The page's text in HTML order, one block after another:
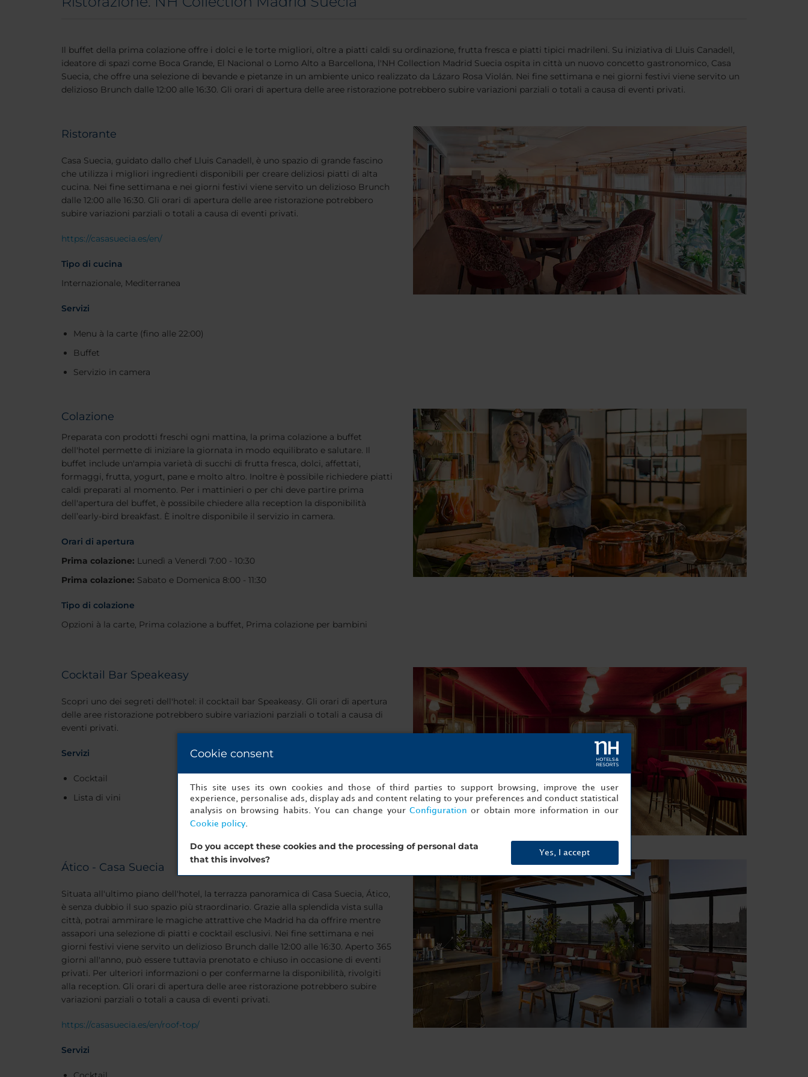
Il buffet della prima colazione offre i dolci e le torte migliori, oltre a piatti caldi su ordinazione, frutta fresca e piatti tipici madrileni. Su iniziativa di Lluis Canadell,
ideatore di spazi come Boca Grande, El Nacional o Lomo Alto a Barcellona, l'NH Collection Madrid Suecia ospita in città un nuovo concetto gastronomico, Casa
Suecia, che offre una selezione di bevande e pietanze in un ambiente unico realizzato da Lázaro Rosa Violán. Nei fine settimana e nei giorni festivi viene servito un
delizioso Brunch dalle 12:00 alle 16:30. Gli orari di apertura delle aree ristorazione potrebbero subire variazioni parziali o totali a causa di eventi privati.
Ristorante
Casa Suecia, guidato dallo chef Lluis Canadell, è uno spazio di grande fascino
che utilizza i migliori ingredienti disponibili per creare deliziosi piatti di alta
cucina. Nei fine settimana e nei giorni festivi viene servito un delizioso Brunch
dalle 12:00 alle 16:30. Gli orari di apertura delle aree ristorazione potrebbero
subire variazioni parziali o totali a causa di eventi privati.
https://casasuecia.es/en/
Tipo di cucina
Internazionale, Mediterranea
Servizi
Menu à la carte (fino alle 22:00)
Buffet
Servizio in camera
Colazione
Preparata con prodotti freschi ogni mattina, la prima colazione a buffet
dell'hotel permette di iniziare la giornata in modo equilibrato e salutare. Il
buffet include un'ampia varietà di succhi di frutta fresca, dolci, affettati,
formaggi, frutta, yogurt, pane e molto altro. Inoltre è possibile richiedere piatti
caldi preparati al momento. Per i mattinieri o per chi deve partire prima
dell'apertura del buffet, è possibile chiedere alla reception la disponibilità
dell’early-bird breakfast. È inoltre disponibile il servizio in camera.
Orari di apertura
Prima colazione: Lunedì a Venerdì 7:00 - 10:30
Prima colazione: Sabato e Domenica 8:00 - 11:30
Tipo di colazione
Opzioni à la carte, Prima colazione a buffet, Prima colazione per bambini
Cocktail Bar Speakeasy
Scopri uno dei segreti dell'hotel: il cocktail bar Speakeasy. Gli orari di apertura
delle aree ristorazione potrebbero subire variazioni parziali o totali a causa di
eventi privati.
Servizi
Cocktail
Lista di vini
Ático - Casa Suecia
Situata all'ultimo piano dell'hotel, la terrazza panoramica di Casa Suecia, Ático,
è senza dubbio il suo spazio più straordinario. Grazie alla splendida vista sulla
città, potrai ammirare le magiche attrattive che Madrid ha da offrire mentre
assapori una selezione di piatti e cocktail esclusivi. Nei fine settimana e nei
giorni festivi viene servito un delizioso Brunch dalle 12:00 alle 16:30. Aperto 365
giorni all'anno, può essere tuttavia prenotato e chiuso in occasione di eventi
privati. Per ulteriori informazioni o per confermarne la disponibilità, rivolgiti
alla reception. Gli orari di apertura delle aree ristorazione potrebbero subire
variazioni parziali o totali a causa di eventi privati.
https://casasuecia.es/en/roof-top/
Servizi
Cookie consent
This site uses its own cookies and those of third parties to support browsing, improve the user
experience, personalise ads, display ads and content relating to your preferences and conduct statistical
analysis on browsing habits. You can change your Configuration or obtain more information in our
Cookie policy.
Do you accept these cookies and the processing of personal data
that this involves?
Yes, I accept